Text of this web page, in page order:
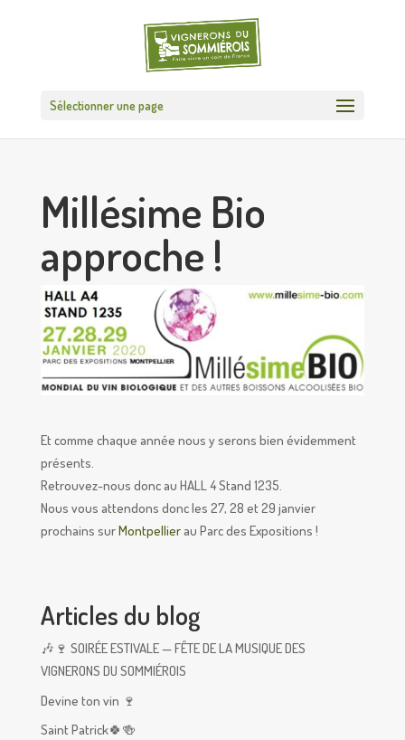
Sélectionner une page
Millésime Bio
approche !
Et comme chaque année nous y serons bien évidemment
présents.
Retrouvez-nous donc au HALL 4 Stand 1235.
Nous vous attendons donc les 27, 28 et 29 janvier
prochains surMontpellierau Parc des Expositions !
Articles du blog
🎶🍷 SOIRÉE ESTIVALE — FÊTE DE LA MUSIQUE DES
VIGNERONS DU SOMMIÉROIS
Devine ton vin 🍷
Saint Patrick🍀🍻